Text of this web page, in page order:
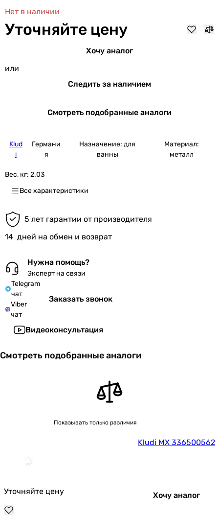
Нет в наличии
Уточняйте цену
Хочу аналог
или
Следить за наличием
Смотреть подобранные аналоги
Klud
i
Германи
я
Назначение: для
ванны
Материал:
металл
Вес, кг: 2.03
Все характеристики
5 лет гарантии от производителя
14 дней на обмен и возврат
Нужна помощь?
Эксперт на связи
Telegram
чат
Viber
чат
Заказать звонок
Видеоконсультация
Смотреть подобранные аналоги
Показывать только различия
Kludi MX 336500562
Уточняйте цену Хочу аналог